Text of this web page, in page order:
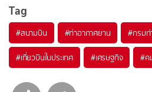
Tag
#สนามบิน #ท่าอากาศยาน #กรมท่
#เที่ยวบินในประเทศ #เศรษฐกิจ #ค